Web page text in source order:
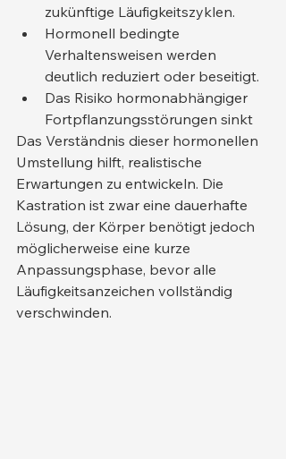
zukünftige Läufigkeitszyklen.
Hormonell bedingte
Verhaltensweisen werden
deutlich reduziert oder beseitigt.
Das Risiko hormonabhängiger
Fortpflanzungsstörungen sinkt
Das Verständnis dieser hormonellen
Umstellung hilft, realistische
Erwartungen zu entwickeln. Die
Kastration ist zwar eine dauerhafte
Lösung, der Körper benötigt jedoch
möglicherweise eine kurze
Anpassungsphase, bevor alle
Läufigkeitsanzeichen vollständig
verschwinden.